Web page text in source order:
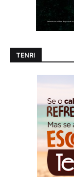
TENRI